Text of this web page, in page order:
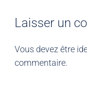
Laisser un
Vous devez être
commentaire.